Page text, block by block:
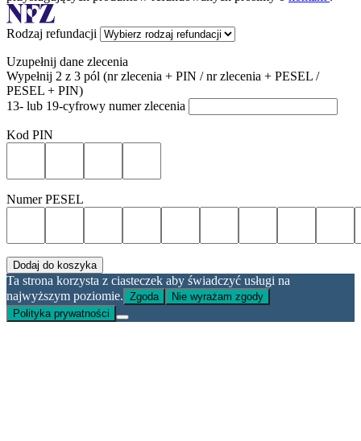
Rodzaj refundacji
Uzupełnij dane zlecenia
Wypełnij 2 z 3 pól (nr zlecenia + PIN / nr zlecenia + PESEL /
PESEL + PIN)
13- lub 19-cyfrowy numer zlecenia
Kod PIN
Numer PESEL
Dodaj do koszyka
Ta strona korzysta z ciasteczek aby świadczyć usługi na
najwyższym poziomie. Zgoda
Nie wyrażam zgody
Polityka prywatności